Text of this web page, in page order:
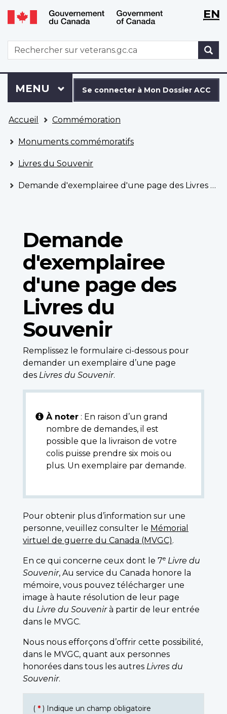
Aller
au
principal
Passer
à
version
HTML
simplifiée
WxT
WxTEN
WxT
Search
form
connecter
à
Dossier
ACC
Se connecter à Mon Dossier ACC
Menu
MENU PRINCIPAL
êtes
ici
Accueil Commémoration
Monuments commémoratifs
Livres du Souvenir
Demande d'exemplairee d'une page des Livres du Souvenir
Demande
d'exemplairee
d'une page des
Livres du
Souvenir
Remplissez le formulaire ci-dessous pour
demander un exemplaire d’une page
des Livres du Souvenir.
À noter : En raison d’un grand
nombre de demandes, il est
possible que la livraison de votre
colis puisse prendre six mois ou
plus. Un exemplaire par demande.
Pour obtenir plus d’information sur une
personne, veuillez consulter le Mémorial
virtuel de guerre du Canada (MVGC).
En ce qui concerne ceux dont le 7e Livre du
Souvenir, Au service du Canada honore la
mémoire, vous pouvez télécharger une
image à haute résolution de leur page
du Livre du Souvenirà partir de leur entrée
dans le MVGC.
Nous nous efforçons d’offrir cette possibilité,
dans le MVGC, quant aux personnes
honorées dans tous les autres Livres du
Souvenir.
( * ) Indique un champ obligatoire